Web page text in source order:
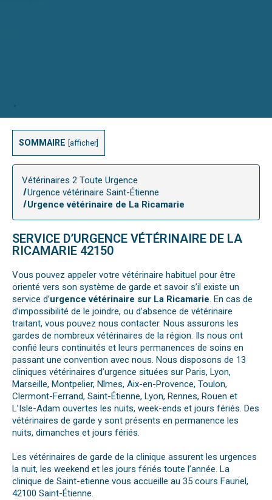
SOMMAIRE afficher
Vétérinaires 2 Toute Urgence
Urgence vétérinaire Saint-Étienne
Urgence vétérinaire de La Ricamarie
SERVICE D’URGENCE VÉTÉRINAIRE DE LA
RICAMARIE 42150
Vous pouvez appeler votre vétérinaire habituel pour être
orienté vers son système de garde et savoir s’il existe un
service d’urgence vétérinaire sur La Ricamarie. En cas de
d’impossibilité de le joindre, ou d’absence de vétérinaire
traitant, vous pouvez nous contacter. Nous assurons les
gardes de nombreux vétérinaires de la région. Ils nous ont
confié leurs continuités et leurs permanences de soins en
passant une convention avec nous. Nous disposons de 13
cliniques vétérinaires d’urgence situées sur Paris, Lyon,
Marseille, Montpelier, Nîmes, Aix-en-Provence, Toulon,
Clermont-Ferrand, Saint-Étienne, Lyon, Rennes, Rouen et
L’Isle-Adam ouvertes les nuits, week-ends et jours fériés. Des
vétérinaires de garde y sont présents en permanence les
nuits, dimanches et jours fériés.
Les vétérinaires de garde de la clinique assurent les urgences
la nuit, les weekend et les jours fériés toute l’année. La
clinique de Saint-etienne vous accueille au 35 cours Fauriel,
42100 Saint-Étienne.